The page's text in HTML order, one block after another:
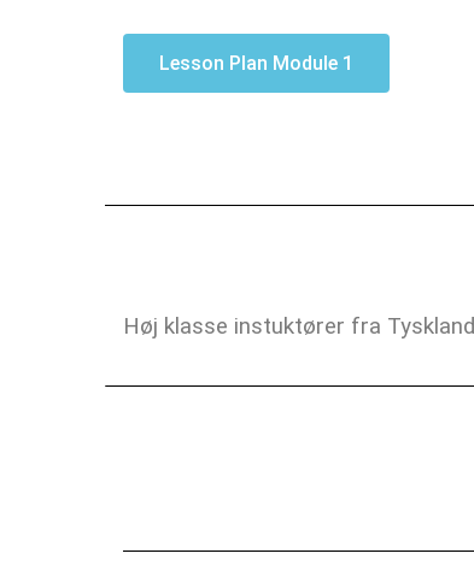
Lesson Plan Module 1
Høj klasse instuktører fra Tyskland